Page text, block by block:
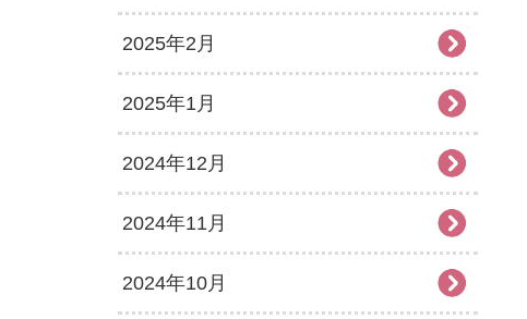
2025年2月
2025年1月
2024年12月
2024年11月
2024年10月